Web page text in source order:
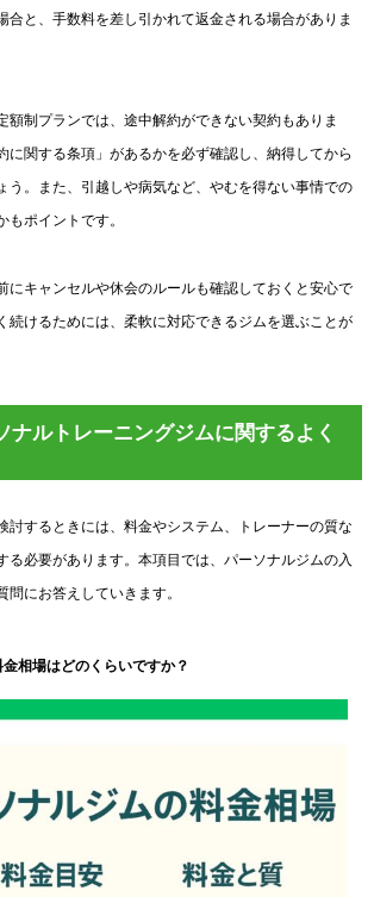
合と、手数料を差し引かれて返金される場合がありま
額制プランでは、途中解約ができない契約もありま
に関する条項」があるかを必ず確認し、納得してから
う。また、引越しや病気など、やむを得ない事情での
ポイントです。
にキャンセルや休会のルールも確認しておくと安心で
続けるためには、柔軟に対応できるジムを選ぶことが
ナルトレーニングジムに関するよく
討するときには、料金やシステム、トレーナーの質な
る必要があります。本項目では、パーソナルジムの入
にお答えしていきます。
相場はどのくらいですか？